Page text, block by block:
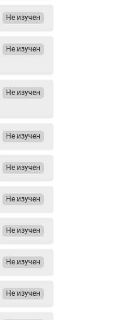
Не изучен
Не изучен
Не изучен
Не изучен
Не изучен
Не изучен
Не изучен
Не изучен
Не изучен